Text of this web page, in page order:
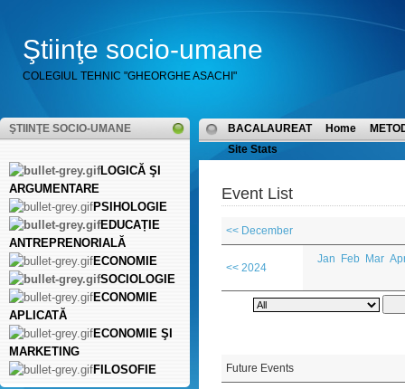
Ştiinţe socio-umane
COLEGIUL TEHNIC "GHEORGHE ASACHI"
ŞTIINŢE SOCIO-UMANE
LOGICĂ ŞI
ARGUMENTARE
PSIHOLOGIE
EDUCAȚIE
ANTREPRENORIALĂ
ECONOMIE
SOCIOLOGIE
ECONOMIE
APLICATĂ
ECONOMIE ŞI
MARKETING
FILOSOFIE
BACALAUREAT Home
Site Stats
Event List
<< December
<< 2024
Jan Feb Mar
Future Events